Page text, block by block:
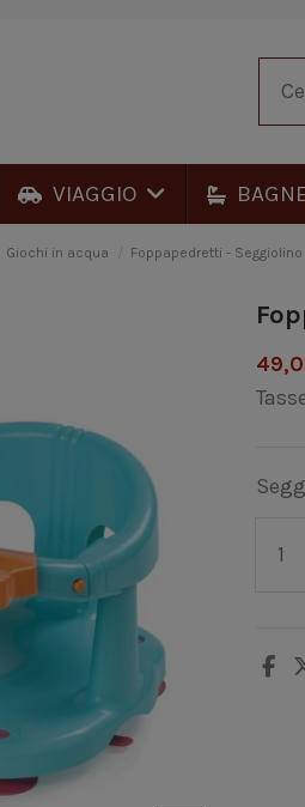
VIAGGIO
Giochi in acqua Foppapedretti -